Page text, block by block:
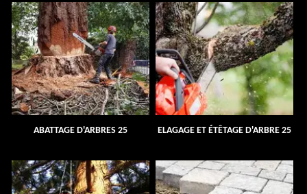
ABATTAGE D'ARBRES 25 ELAGAGE ET ÉTÊTAGE D'ARBRE 25